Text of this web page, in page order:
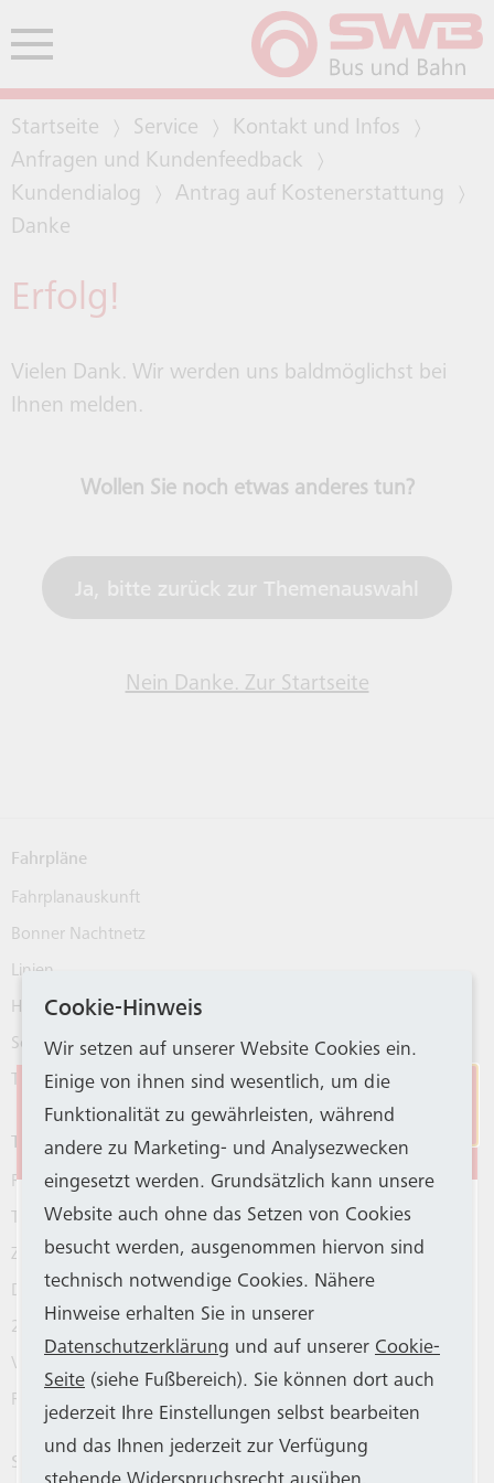
FAHRPLANAUSKUNFT
BONNER NACHTNETZ
LINIEN
HALTESTELLEN
TAXIBUS
RHEINLANDTARIF AB 1. JUNI
TICKETS UND TAGESKARTEN
ZEITKARTEN UND ABOS
DEUTSCHLANDTICKET
VERKAUFSSTELLEN
FACHWELT UND
LEISTUNGSQUALITÄT
BETEILIGUNGEN
COOL UNTERWEGS
BARRIEREFREIHEIT
SENIOREN
SICHERHEIT
E-LASTENRAEDER
FLUG- UND BAHNREISENDE
PKW- UND FAHRRADNUTZUNG
SWB MITFAHREN
SOCIAL MEDIA
GOFLUX-APP
BONNMOBIL
BONNSMART
Hauptmenü öffnen
Startseite Service
Kontakt und Infos
Anfragen und Kundenfeedback
Kundendialog
Antrag auf Kostenerstattung
Danke
Erfolg!
Vielen Dank. Wir werden uns baldmöglichst bei
Ihnen melden.
Wollen Sie noch etwas anderes tun?
Nein Danke. Zur Startseite
Fahrpläne
Fahrplanauskunft
Bonner Nachtnetz
Linien
Haltestellen
Schulverkehr
TaxiBus
Tickets
Rheinlandtarif ab 1. Juni 2026
Tickets und Tageskarten
Zeitkarten und Abos
Deutschlandticket
24hKlimaticket für Bonn
Verkaufsstellen
Rechtliches
Service
Eingeschränkter
Stadtbahnbetrieb
Aus betriebstechnischen Gründen haben
SWB Bus und Bahn und SSB einen Großteil
der Stadtbahn-Fahrzeuge aus dem Betrieb
genommen. Die KVB unterstützt das
Bonner Verkehrsunternehmen mit 14
Fahrzeugen. SWB Bus und Bahn weist
darauf hin, dass es trotzdem
vorübergehend auf allen Stadtbahnlinien
weniger Kapazitäten geben kann und bittet
Cookie-Hinweis
Wir setzen auf unserer Website Cookies ein.
Einige von ihnen sind wesentlich, um die
Funktionalität zu gewährleisten, während
andere zu Marketing- und Analysezwecken
eingesetzt werden. Grundsätzlich kann unsere
Website auch ohne das Setzen von Cookies
besucht werden, ausgenommen hiervon sind
technisch notwendige Cookies. Nähere
Hinweise erhalten Sie in unserer
Datenschutzerklärung und auf unserer Cookie-
Seite (siehe Fußbereich). Sie können dort auch
jederzeit Ihre Einstellungen selbst bearbeiten
und das Ihnen jederzeit zur Verfügung